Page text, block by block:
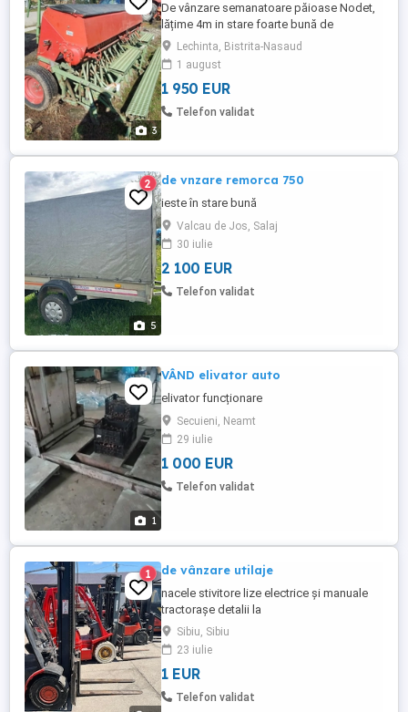
3
De vânzare semanatoare păioase Nodet,
lățime 4m in stare foarte bună de
funcționare mai multe detalii la telefon
Lechinta, Bistrita-Nasaud
1 august
1 950 EUR
Telefon validat
5
2 de vnzare remorca 750
ieste în stare bună
Valcau de Jos, Salaj
30 iulie
2 100 EUR
Telefon validat
1
VÂND elivator auto
elivator funcționare
Secuieni, Neamt
29 iulie
1 000 EUR
Telefon validat
1 de vânzare utilaje
nacele stivitore lize electrice și manuale
tractorașe detalii la
Sibiu, Sibiu
23 iulie
1 EUR
Telefon validat